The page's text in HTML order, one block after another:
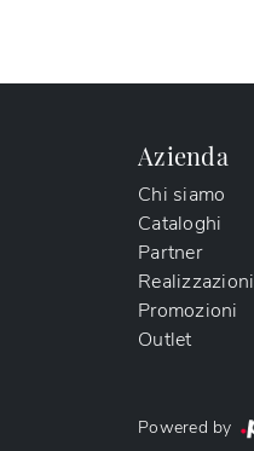
Azienda
Chi siamo
Cataloghi
Partner
Realizzazioni
Promozioni
Outlet
Powered by